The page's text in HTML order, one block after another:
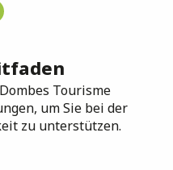
Tourisme
um Sie bei der
zu unterstützen.